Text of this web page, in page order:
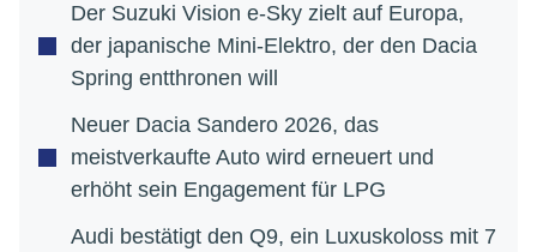
Der Suzuki Vision e-Sky zielt auf Europa,
der japanische Mini-Elektro, der den Dacia
Spring entthronen will
Neuer Dacia Sandero 2026, das
meistverkaufte Auto wird erneuert und
erhöht sein Engagement für LPG
Audi bestätigt den Q9, ein Luxuskoloss mit 7